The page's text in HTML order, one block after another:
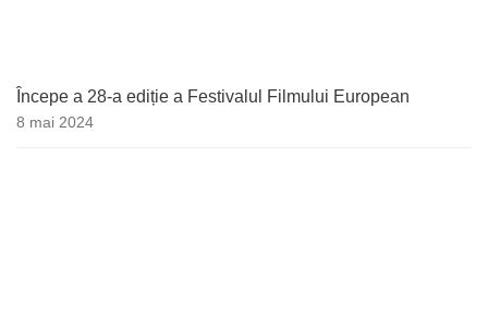
Începe a 28-a ediție a Festivalul Filmului European
8 mai 2024